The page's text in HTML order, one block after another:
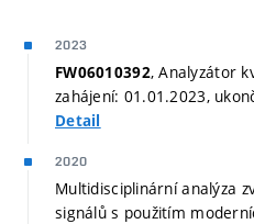
2023
FW06010392, Analyzátor
zahájení: 01.01.2023,
Detail
2020
Multidisciplinární analýza
signálů s použitím